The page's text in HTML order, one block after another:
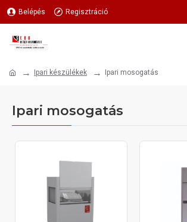
Belépés Regisztráció
Ipari készülékek Ipari mosogatás
Ipari mosogatás